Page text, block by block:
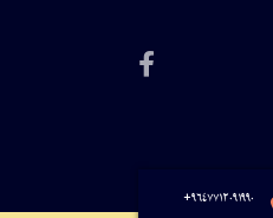
٩٦٤٧٧١٢٠٩١٩٩٠+